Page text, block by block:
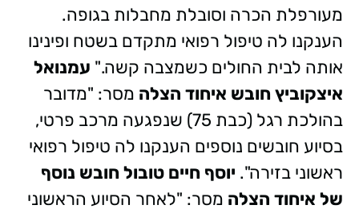
מעורפלת הכרה וסובלת מחבלות בגופה.
הענקנו לה טיפול רפואי מתקדם בשטח ופינינו
אותה לבית החולים כשמצבה קשה." עמנואל
איצקוביץ חובש איחוד הצלה מסר: "מדובר
בהולכת רגל (כבת 75) שנפגעה מרכב פרטי,
בסיוע חובשים נוספים הענקנו לה טיפול רפואי
ראשוני בזירה". יוסף חיים טובול חובש נוסף
של איחוד הצלה מסר: "לאחר הסיוע הראשוני